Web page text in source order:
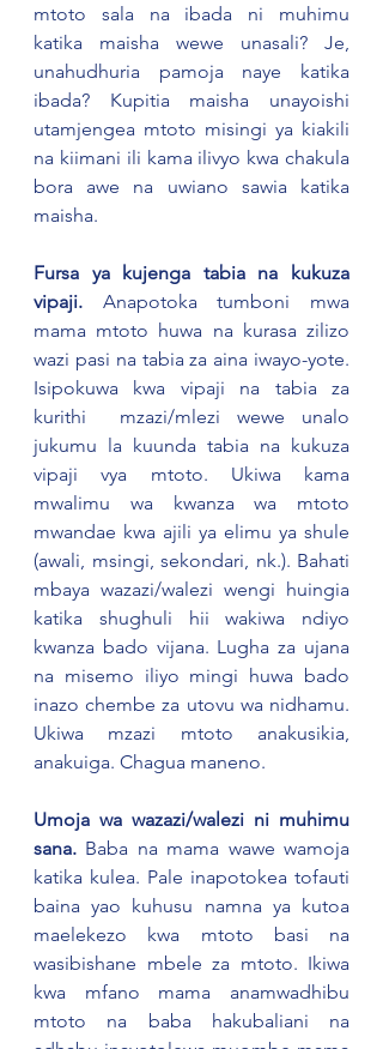
mtoto sala na ibada ni muhimu
katika maisha wewe unasali? Je,
unahudhuria pamoja naye katika
ibada? Kupitia maisha unayoishi
utamjengea mtoto misingi ya kiakili
na kiimani ili kama ilivyo kwa chakula
bora awe na uwiano sawia katika
maisha.
Fursa ya kujenga tabia na kukuza
vipaji. Anapotoka tumboni mwa
mama mtoto huwa na kurasa zilizo
wazi pasi na tabia za aina iwayo-yote.
Isipokuwa kwa vipaji na tabia za
kurithi  mzazi/mlezi wewe unalo
jukumu la kuunda tabia na kukuza
vipaji vya mtoto. Ukiwa kama
mwalimu wa kwanza wa mtoto
mwandae kwa ajili ya elimu ya shule
(awali, msingi, sekondari, nk.). Bahati
mbaya wazazi/walezi wengi huingia
katika shughuli hii wakiwa ndiyo
kwanza bado vijana. Lugha za ujana
na misemo iliyo mingi huwa bado
inazo chembe za utovu wa nidhamu.
Ukiwa mzazi mtoto anakusikia,
anakuiga. Chagua maneno.
Umoja wa wazazi/walezi ni muhimu
sana. Baba na mama wawe wamoja
katika kulea. Pale inapotokea tofauti
baina yao kuhusu namna ya kutoa
maelekezo kwa mtoto basi na
wasibishane mbele za mtoto. Ikiwa
kwa mfano mama anamwadhibu
mtoto na baba hakubaliani na